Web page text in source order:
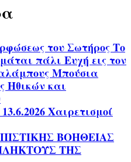
του Σωτήρος Το
πάλι Ευχή εις τον
Μπούσια
Ηθικών και
Χαιρετισμοί
ΒΟΗΘΕΙΑΣ
ΤΗΣ